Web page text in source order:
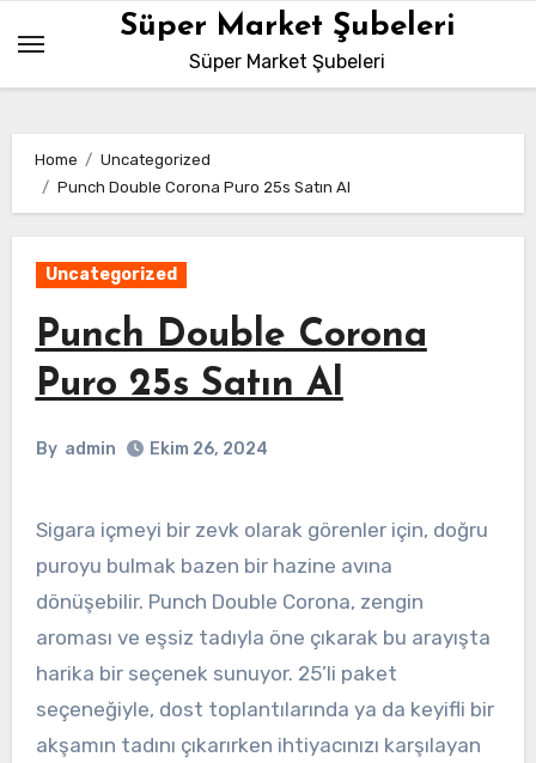
content
Süper Market Şubeleri
Süper Market Şubeleri
Home
Uncategorized
Punch Double Corona Puro 25s Satın Al
Uncategorized
Punch Double Corona
Puro 25s Satın Al
By admin Ekim 26, 2024
Sigara içmeyi bir zevk olarak görenler için, doğru
puroyu bulmak bazen bir hazine avına
dönüşebilir. Punch Double Corona, zengin
aroması ve eşsiz tadıyla öne çıkarak bu arayışta
harika bir seçenek sunuyor. 25’li paket
seçeneğiyle, dost toplantılarında ya da keyifli bir
akşamın tadını çıkarırken ihtiyacınızı karşılayan